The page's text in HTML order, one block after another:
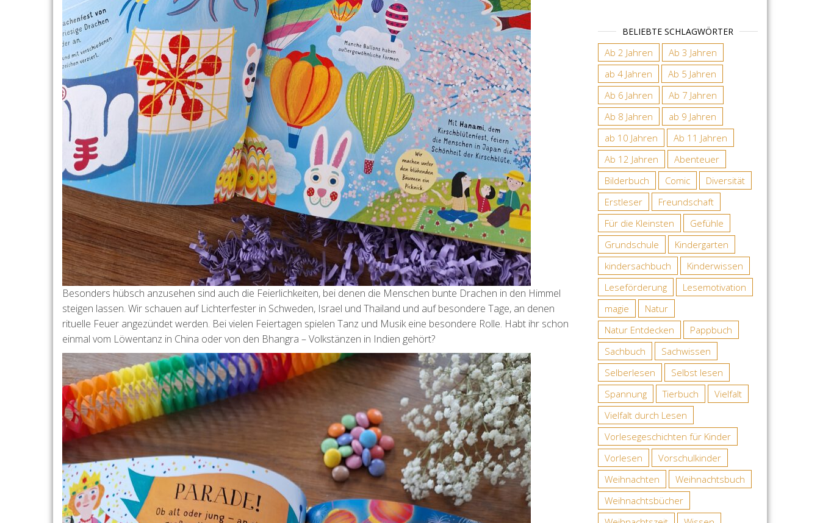
Besonders hübsch anzusehen sind auch die Feierlichkeiten, bei denen die Menschen bunte Drachen in den Himmel
steigen lassen. Wir schauen auf Lichterfester in Schweden, Israel und Thailand und auf besondere Tage, an denen
rituelle Feuer angezündet werden. Bei vielen Feiertagen spielen Tanz und Musik eine besondere Rolle. Habt ihr schon
einmal vom Löwentanz in China oder von den Bhangra – Volkstänzen in Indien gehört?
BELIEBTE SCHLAGWÖRTER
Ab 2 Jahren
Ab 3 Jahren
ab 4 Jahren
Ab 5 Jahren
Ab 6 Jahren
Ab 7 Jahren
Ab 8 Jahren
ab 9 Jahren
ab 10 Jahren
Ab 11 Jahren
Ab 12 Jahren
Abenteuer
Bilderbuch
Comic
Diversität
Erstleser
Freundschaft
Für die Kleinsten
Gefühle
Grundschule
Kindergarten
kindersachbuch
Kinderwissen
Leseförderung
Lesemotivation
magie
Natur
Natur Entdecken
Pappbuch
Sachbuch
Sachwissen
Selberlesen
Selbst lesen
Spannung
Tierbuch
Vielfalt
Vielfalt durch Lesen
Vorlesegeschichten für Kinder
Vorlesen
Vorschulkinder
Weihnachten
Weihnachtsbuch
Weihnachtsbücher